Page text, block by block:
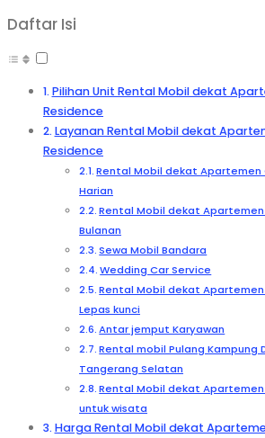
Daftar Isi
Pilihan Unit Rental Mobil dekat
Residence
Layanan Rental Mobil dekat
Residence
Rental Mobil dekat Apartemen
Harian
Rental Mobil dekat
Bulanan
Sewa Mobil Bandara
Wedding Car Service
Rental Mobil dekat
Lepas kunci
Antar jemput Karyawan
Rental mobil Pulang Kampung
Tangerang Selatan
Rental Mobil dekat
untuk wisata
Harga Rental Mobil dekat